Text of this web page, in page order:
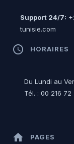
Support 24/7:
tunisie.com
access_time HORAIRES
Du Lundi au
Tél. : 00 216
home PAGES